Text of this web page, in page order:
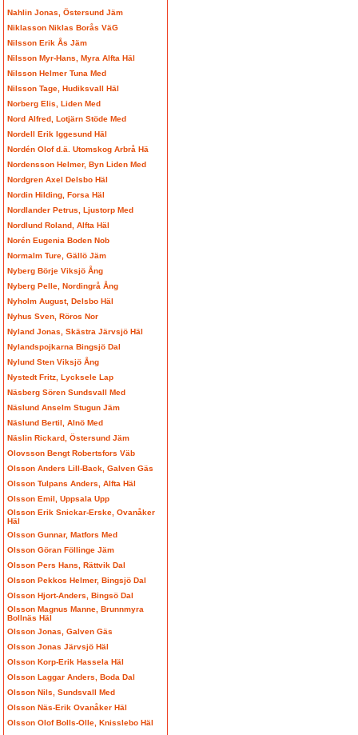
Nahlin Jonas, Östersund Jäm
Niklasson Niklas Borås VäG
Nilsson Erik Ås Jäm
Nilsson Myr-Hans, Myra Alfta Häl
Nilsson Helmer Tuna Med
Nilsson Tage, Hudiksvall Häl
Norberg Elis, Liden Med
Nord Alfred, Lotjärn Stöde Med
Nordell Erik Iggesund Häl
Nordén Olof d.ä. Utomskog Arbrå Hä
Nordensson Helmer, Byn Liden Med
Nordgren Axel Delsbo Häl
Nordin Hilding, Forsa Häl
Nordlander Petrus, Ljustorp Med
Nordlund Roland, Alfta Häl
Norén Eugenia Boden Nob
Normalm Ture, Gällö Jäm
Nyberg Börje Viksjö Ång
Nyberg Pelle, Nordingrå Ång
Nyholm August, Delsbo Häl
Nyhus Sven, Röros Nor
Nyland Jonas, Skästra Järvsjö Häl
Nylandspojkarna Bingsjö Dal
Nylund Sten Viksjö Ång
Nystedt Fritz, Lycksele Lap
Näsberg Sören Sundsvall Med
Näslund Anselm Stugun Jäm
Näslund Bertil, Alnö Med
Näslin Rickard, Östersund Jäm
Olovsson Bengt Robertsfors Väb
Olsson Anders Lill-Back, Galven Gäs
Olsson Tulpans Anders, Alfta Häl
Olsson Emil, Uppsala Upp
Olsson Erik Snickar-Erske, Ovanåker
Häl
Olsson Gunnar, Matfors Med
Olsson Göran Föllinge Jäm
Olsson Pers Hans, Rättvik Dal
Olsson Pekkos Helmer, Bingsjö Dal
Olsson Hjort-Anders, Bingsö Dal
Olsson Magnus Manne, Brunnmyra
Bollnäs Häl
Olsson Jonas, Galven Gäs
Olsson Jonas Järvsjö Häl
Olsson Korp-Erik Hassela Häl
Olsson Laggar Anders, Boda Dal
Olsson Nils, Sundsvall Med
Olsson Näs-Erik Ovanåker Häl
Olsson Olof Bolls-Olle, Knisslebo Häl